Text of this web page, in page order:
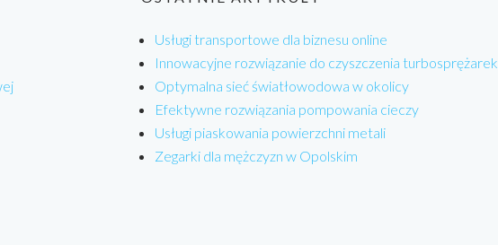
Usługi transportowe dla biznesu online
Innowacyjne rozwiązanie do czyszczenia turbosprężarek
Optymalna sieć światłowodowa w okolicy
Efektywne rozwiązania pompowania cieczy
Usługi piaskowania powierzchni metali
Zegarki dla mężczyzn w Opolskim